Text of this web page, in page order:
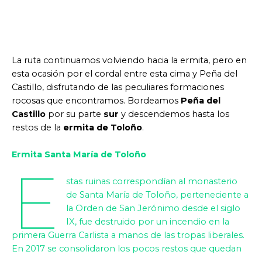
La ruta continuamos volviendo hacia la ermita, pero en
esta ocasión por el cordal entre esta cima y Peña del
Castillo, disfrutando de las peculiares formaciones
rocosas que encontramos. Bordeamos Peña del
Castillo por su parte sur y descendemos hasta los
restos de la ermita de Toloño.
Ermita Santa María de Toloño
E
stas ruinas correspondían al monasterio
de Santa María de Toloño, perteneciente a
la Orden de San Jerónimo desde el siglo
IX, fue destruido por un incendio en la
primera Guerra Carlista a manos de las tropas liberales.
En 2017 se consolidaron los pocos restos que quedan